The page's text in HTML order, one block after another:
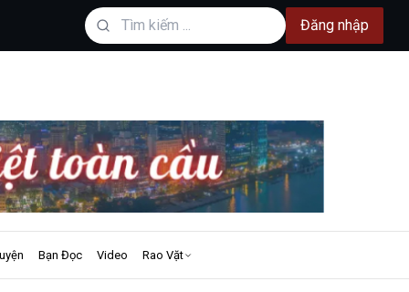
Đăng nhập
Bạn Đọc Video Rao Vặt